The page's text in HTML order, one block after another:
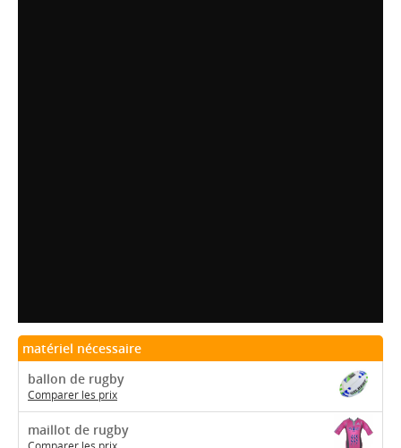
matériel nécessaire
ballon de rugby
Comparer les prix
maillot de rugby